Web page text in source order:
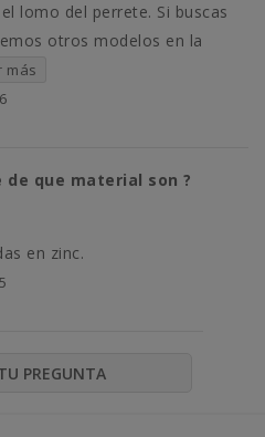
lomo del perrete. Si buscas
otros modelos en la
más
de que material son ?
en zinc.
PREGUNTA